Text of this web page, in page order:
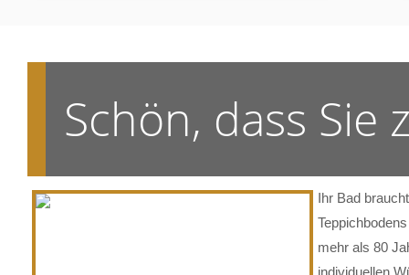
Schön, dass
Ihr Bad
mehr als 80
individuellen